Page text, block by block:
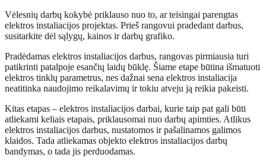
Vėlesnių darbų kokybė priklauso nuo to, ar teisingai parengtas
elektros instaliacijos projektas. Prieš rangovui pradedant darbus,
susitarkite dėl sąlygų, kainos ir darbų grafiko.
Pradėdamas elektros instaliacijos darbus, rangovas pirmiausia turi
patikrinti patalpoje esančių laidų būklę. Šiame etape būtina išmatuoti
elektros tinklų parametrus, nes dažnai sena elektros instaliacija
neatitinka naudojimo reikalavimų ir tokiu atveju ją reikia pakeisti.
Kitas etapas – elektros instaliacijos darbai, kurie taip pat gali būti
atliekami keliais etapais, priklausomai nuo darbų apimties. Atlikus
elektros instaliacijos darbus, nustatomos ir pašalinamos galimos
klaidos. Tada atliekamas objekto elektros instaliacijos darbų
bandymas, o tada jis perduodamas.